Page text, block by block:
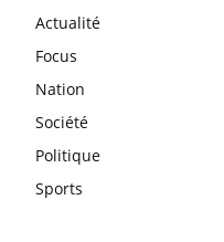
Actualité
Focus
Nation
Société
Politique
Sports